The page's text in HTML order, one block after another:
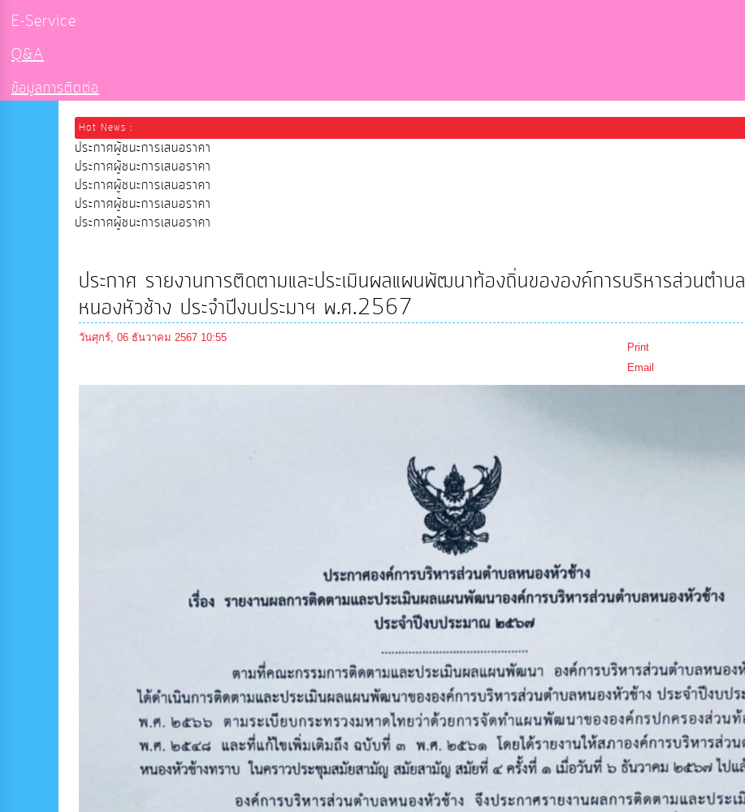
E-Service
Q&A
ข้อมูลการติดต่อ
Hot News :
ประกาศผู้ชนะการเสนอราคา
ประกาศผู้ชนะการเสนอราคา
ประกาศผู้ชนะการเสนอราคา
ประกาศผู้ชนะการเสนอราคา
ประกาศผู้ชนะการเสนอราคา
ประกาศ รายงานการติดตามและประเมินผลแผนพัฒนาท้องถิ่นขององค์การบริหารส่วนตำบล
หนองหัวช้าง ประจำปีงบประมาฯ พ.ศ.2567
วันศุกร์, 06 ธันวาคม 2567 10:55
Print
Email